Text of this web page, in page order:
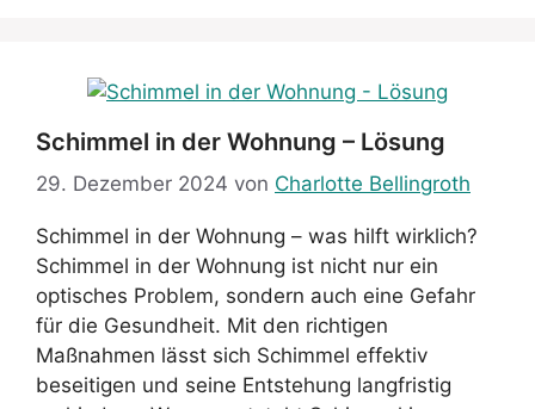
Schimmel in der Wohnung – Lösung
29. Dezember 2024 von Charlotte Bellingroth
Schimmel in der Wohnung – was hilft wirklich?
Schimmel in der Wohnung ist nicht nur ein
optisches Problem, sondern auch eine Gefahr
für die Gesundheit. Mit den richtigen
Maßnahmen lässt sich Schimmel effektiv
beseitigen und seine Entstehung langfristig